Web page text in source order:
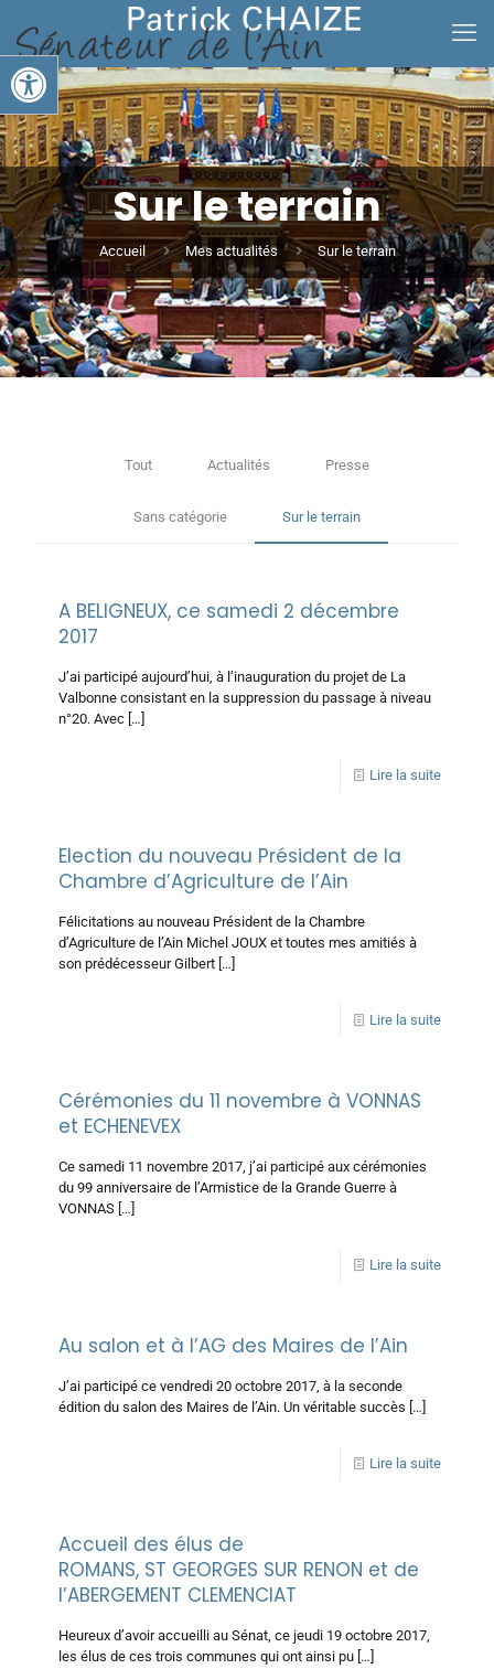
Ouvrir la barre d’outils
Sur le terrain
Accueil Mes actualités Sur le terrain
Tout Actualités Presse
Sans catégorie Sur le terrain
A BELIGNEUX, ce samedi 2 décembre
2017
J’ai participé aujourd’hui, à l’inauguration du projet de La
Valbonne consistant en la suppression du passage à niveau
n°20. Avec […]
Lire la suite
Election du nouveau Président de la
Chambre d’Agriculture de l’Ain
Félicitations au nouveau Président de la Chambre
d’Agriculture de l’Ain Michel JOUX et toutes mes amitiés à
son prédécesseur Gilbert […]
Lire la suite
Cérémonies du 11 novembre à VONNAS
et ECHENEVEX
Ce samedi 11 novembre 2017, j’ai participé aux cérémonies
du 99 anniversaire de l’Armistice de la Grande Guerre à
VONNAS […]
Lire la suite
Au salon et à l’AG des Maires de l’Ain
J’ai participé ce vendredi 20 octobre 2017, à la seconde
édition du salon des Maires de l’Ain. Un véritable succès […]
Lire la suite
Accueil des élus de
ROMANS, ST GEORGES SUR RENON et de
l’ABERGEMENT CLEMENCIAT
Heureux d’avoir accueilli au Sénat, ce jeudi 19 octobre 2017,
les élus de ces trois communes qui ont ainsi pu […]